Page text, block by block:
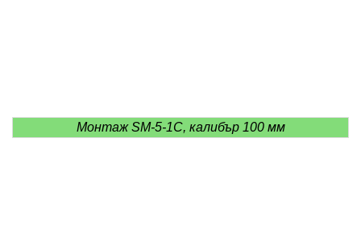
Монтаж SM-5-1C, калибър 100 мм